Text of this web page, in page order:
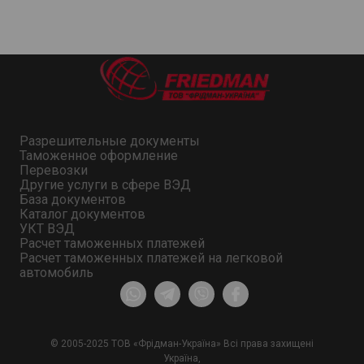
Разрешительные документы
Таможенное оформление
Перевозки
Другие услуги в сфере ВЭД
База документов
Каталог документов
УКТ ВЭД
Расчет таможенных платежей
Расчет таможенных платежей на легковой
автомобиль
© 2005-2025 ТОВ «Фрідман-Україна» Всі права захищені
Україна,